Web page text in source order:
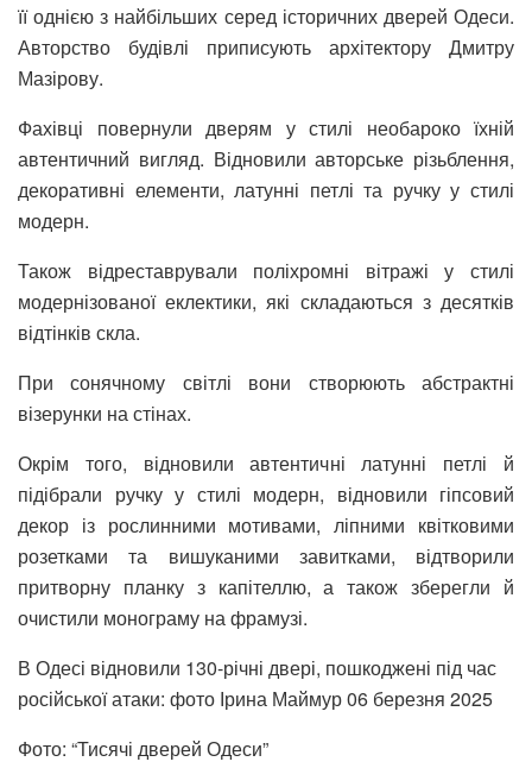
її однією з найбільших серед історичних дверей Одеси.
Авторство будівлі приписують архітектору Дмитру
Мазірову.
Фахівці повернули дверям у стилі необароко їхній
автентичний вигляд. Відновили авторське різьблення,
декоративні елементи, латунні петлі та ручку у стилі
модерн.
Також відреставрували поліхромні вітражі у стилі
модернізованої еклектики, які складаються з десятків
відтінків скла.
При сонячному світлі вони створюють абстрактні
візерунки на стінах.
Окрім того, відновили автентичні латунні петлі й
підібрали ручку у стилі модерн, відновили гіпсовий
декор із рослинними мотивами, ліпними квітковими
розетками та вишуканими завитками, відтворили
притворну планку з капітеллю, а також зберегли й
очистили монограму на фрамузі.
В Одесі відновили 130-річні двері, пошкоджені під час
російської атаки: фото Ірина Маймур06 березня 2025
Фото: “Тисячі дверей Одеси”